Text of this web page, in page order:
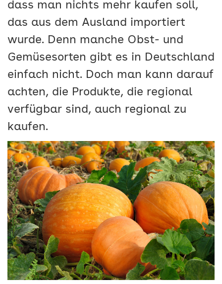
dass man nichts mehr kaufen soll,
das aus dem Ausland importiert
wurde. Denn manche Obst- und
Gemüsesorten gibt es in Deutschland
einfach nicht. Doch man kann darauf
achten, die Produkte, die regional
verfügbar sind, auch regional zu
kaufen.